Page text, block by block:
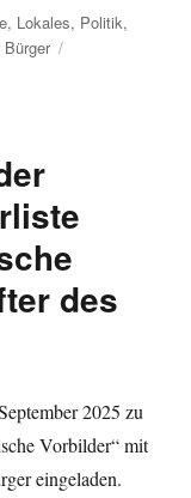
, Lokales, Politik,
Bürger
des
2025 zu
Vorbilder“ mit
eingeladen.